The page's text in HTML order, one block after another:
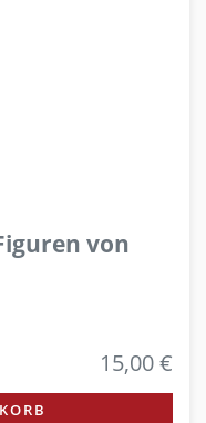
von
15,00 €